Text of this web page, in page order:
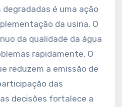
é uma ação
da usina. O
da qualidade da água
rapidamente. O
reduzem a emissão de
das
decisões fortalece a